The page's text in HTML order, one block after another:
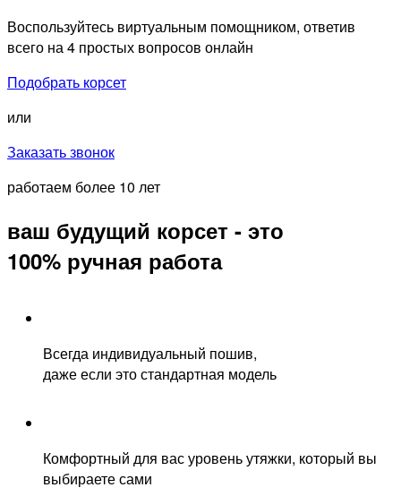
Воспользуйтесь виртуальным помощником, ответив
всего на 4 простых вопросов онлайн
Подобрать корсет
или
Заказать звонок
работаем более 10 лет
ваш будущий корсет - это
100% ручная работа
Всегда индивидуальный пошив,
даже если это стандартная модель
Комфортный для вас уровень утяжки, который вы
выбираете сами